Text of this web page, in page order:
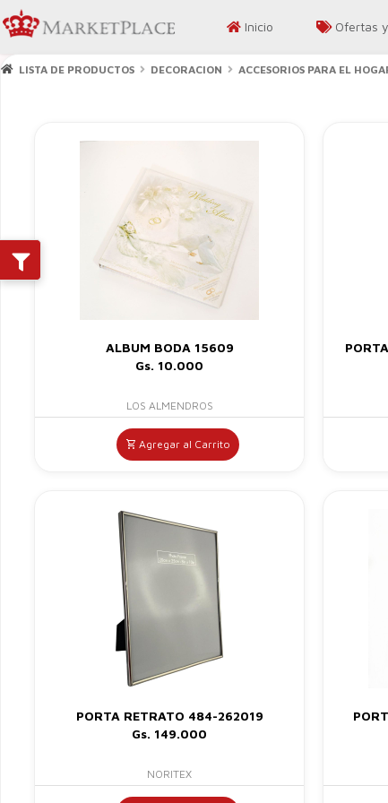
Inicio Ofertas
LISTA DE PRODUCTOS DECORACION ACCESORIOS PARA EL
ALBUM BODA 15609
Gs. 10.000
LOS ALMENDROS
Agregar al Carrito
PORTA RETRATO 484-262019
Gs. 149.000
NORITEX